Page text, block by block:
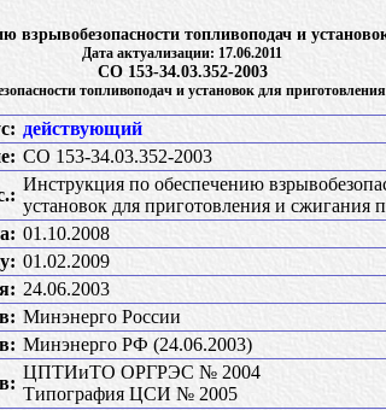
взрывобезопасности топливоподач и
Дата актуализации: 17.06.2011
СО 153-34.03.352-2003
топливоподач и установок для
действующий
СО 153-34.03.352-2003
Инструкция по обеспечению
установок для приготовления и сжигания
01.10.2008
01.02.2009
24.06.2003
Минэнерго России
Минэнерго РФ (24.06.2003)
ЦПТИиТО ОРГРЭС № 2004
Типография ЦСИ № 2005